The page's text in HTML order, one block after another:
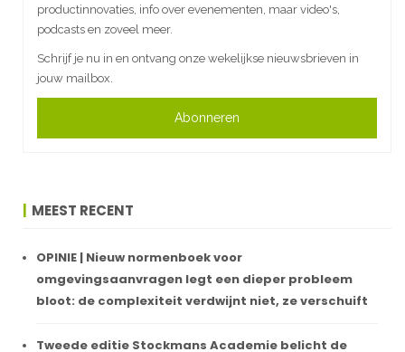
productinnovaties, info over evenementen, maar video's,
podcasts en zoveel meer.
Schrijf je nu in en ontvang onze wekelijkse nieuwsbrieven in
jouw mailbox.
Abonneren
MEEST RECENT
OPINIE | Nieuw normenboek voor
omgevingsaanvragen legt een dieper probleem
bloot: de complexiteit verdwijnt niet, ze verschuift
Tweede editie Stockmans Academie belicht de